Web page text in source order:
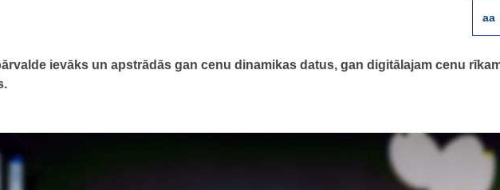
aa
ievāks un apstrādās gan cenu dinamikas datus, gan digitālajam cenu